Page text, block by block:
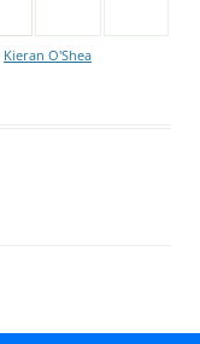
Kieran O'Shea